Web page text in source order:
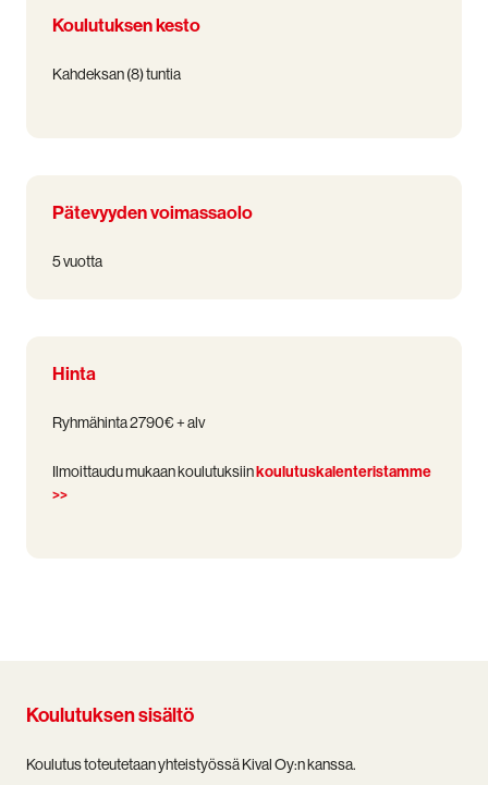
Koulutuksen kesto
Kahdeksan (8) tuntia
Pätevyyden voimassaolo
5 vuotta
Hinta
Ryhmähinta 2790€ + alv
Ilmoittaudu mukaan koulutuksiinkoulutuskalenteristamme
>>
Koulutuksen sisältö
Koulutus toteutetaan yhteistyössä Kival Oy:n kanssa.